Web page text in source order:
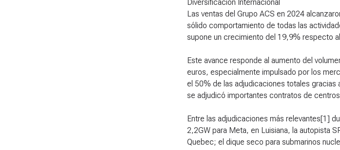
Diversificación Internacional
Las ventas del Grupo ACS en 2024
sólido comportamiento de todas las
supone un crecimiento del 19,9% respecto
Este avance responde al aumento del
euros, especialmente impulsado por los
el 50% de las adjudicaciones totales
se adjudicó importantes contratos de
Entre las adjudicaciones más relevantes[1]
2,2GW para Meta, en Luisiana, la autopista
Quebec; el dique seco para submarinos